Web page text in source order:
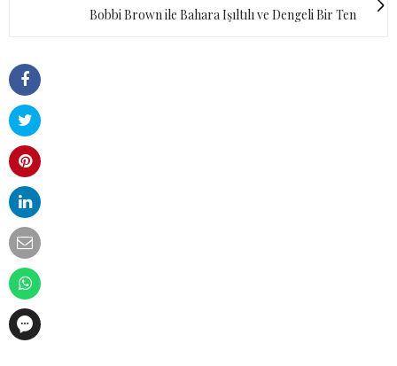
Bobbi Brown ile Bahara Işıltılı ve Dengeli Bir Ten